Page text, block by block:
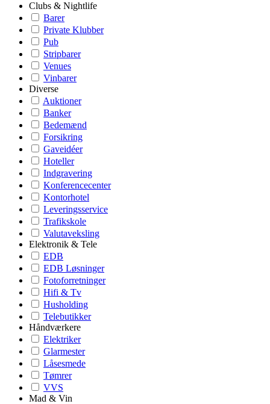
Clubs & Nightlife
Barer
Private Klubber
Pub
Stripbarer
Venues
Vinbarer
Diverse
Auktioner
Banker
Bedemænd
Forsikring
Gaveidéer
Hoteller
Indgravering
Konferencecenter
Kontorhotel
Leveringsservice
Trafikskole
Valutaveksling
Elektronik & Tele
EDB
EDB Løsninger
Fotoforretninger
Hifi & Tv
Husholding
Telebutikker
Håndværkere
Elektriker
Glarmester
Låsesmede
Tømrer
VVS
Mad & Vin